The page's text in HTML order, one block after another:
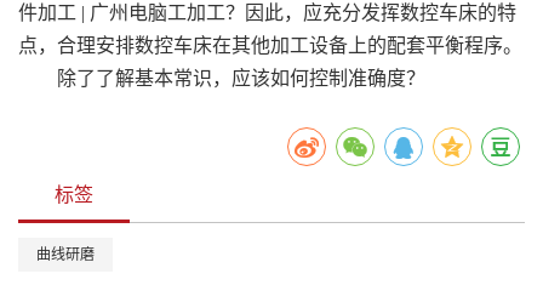
件加工 | 广州电脑工加工？因此，应充分发挥数控车床的特
点，合理安排数控车床在其他加工设备上的配套平衡程序。
除了了解基本常识，应该如何控制准确度？
标签
曲线研磨